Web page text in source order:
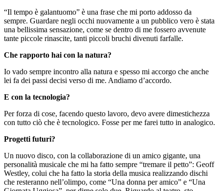
“Il tempo è galantuomo” è una frase che mi porto addosso da
sempre. Guardare negli occhi nuovamente a un pubblico vero è stata
una bellissima sensazione, come se dentro di me fossero avvenute
tante piccole rinascite, tanti piccoli bruchi divenuti farfalle.
Che rapporto hai con la natura?
Io vado sempre incontro alla natura e spesso mi accorgo che anche
lei fa dei passi decisi verso di me. Andiamo d’accordo.
E con la tecnologia?
Per forza di cose, facendo questo lavoro, devo avere dimestichezza
con tutto ciò che è tecnologico. Fosse per me farei tutto in analogico.
Progetti futuri?
Un nuovo disco, con la collaborazione di un amico gigante, una
personalità musicale che mi ha fatto sempre “tremare il petto”: Geoff
Westley, colui che ha fatto la storia della musica realizzando dischi
che resteranno nell’olimpo, come “Una donna per amico” e “Una